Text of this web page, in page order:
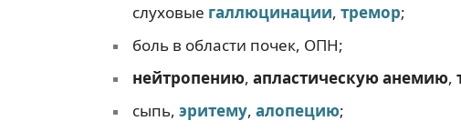
слуховые галлюцинации, тремор;
боль в области почек, ОПН;
нейтропению, апластическую анемию,
сыпь, эритему, алопецию;